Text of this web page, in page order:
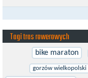
a temperatura
Tagi tras rowerowych
bike maraton
gorzów wielkopolski